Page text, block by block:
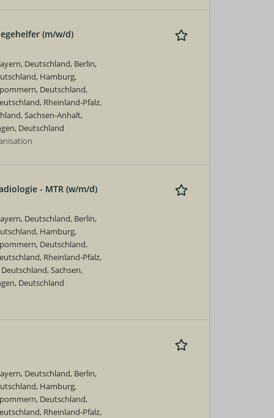
(m/w/d)
Deutschland, Berlin,
Hamburg,
Deutschland,
Rheinland-Pfalz,
Sachsen-Anhalt,
Deutschland
- MTR (w/m/d)
Deutschland, Berlin,
Hamburg,
Deutschland,
Rheinland-Pfalz,
Sachsen,
Deutschland
Deutschland, Berlin,
Hamburg,
Deutschland,
Rheinland-Pfalz,